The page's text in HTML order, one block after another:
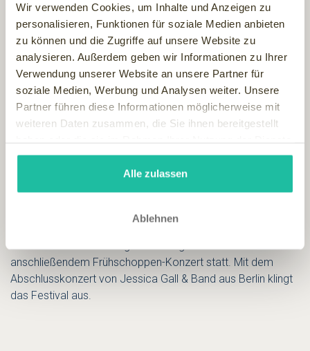
Wir verwenden Cookies, um Inhalte und Anzeigen zu
personalisieren, Funktionen für soziale Medien anbieten
zu können und die Zugriffe auf unsere Website zu
analysieren. Außerdem geben wir Informationen zu Ihrer
Verwendung unserer Website an unsere Partner für
soziale Medien, Werbung und Analysen weiter. Unsere
Partner führen diese Informationen möglicherweise mit
weiteren Daten zusammen, die Sie ihnen bereitgestellt
gesammelt haben.
Alle zulassen
Ablehnen
der besonderen Atmosphäre des über 75 Jahre alten
Filmhauses in der Bahnhofstraße geben Boogie, Blues,
Swing und natürlich auch klassischer Jazz den Ton an. Den
Auftakt des Festivals bildet am 20. Oktober ein Blues-
Abend. Bei der Mississippi Blues Night präsentieren Ignatz
Netzer und Thomas Scheytt gemeinsam mit der Grand
Dame des Mississippi Blues, der achtzigjährigen Jeanne
Carroll, sowie dem Blues-Mundharmonika Virtuosen Albert
Zeichen des Kinos: Gezeigt wird ein ausgewählter Jazzfilm.
Am 22. Oktober ist das Julian & Roman Wasserfuhr Quartett
in Bad Wörishofen zu Gast, das als erfolgreicher Newcomer
anschließendem Frühschoppen-Konzert statt. Mit dem
Abschlusskonzert von Jessica Gall & Band aus Berlin klingt
das Festival aus.